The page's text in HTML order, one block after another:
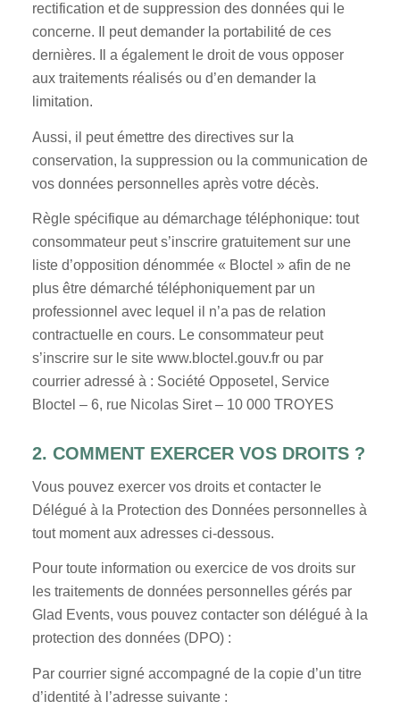
rectification et de suppression des données qui le
concerne. Il peut demander la portabilité de ces
dernières. Il a également le droit de vous opposer
aux traitements réalisés ou d’en demander la
limitation.
Aussi, il peut émettre des directives sur la
conservation, la suppression ou la communication de
vos données personnelles après votre décès.
Règle spécifique au démarchage téléphonique: tout
consommateur peut s’inscrire gratuitement sur une
liste d’opposition dénommée « Bloctel » afin de ne
plus être démarché téléphoniquement par un
professionnel avec lequel il n’a pas de relation
contractuelle en cours. Le consommateur peut
s’inscrire sur le site www.bloctel.gouv.fr ou par
courrier adressé à : Société Opposetel, Service
Bloctel – 6, rue Nicolas Siret – 10 000 TROYES
2. COMMENT EXERCER VOS DROITS ?
Vous pouvez exercer vos droits et contacter le
Délégué à la Protection des Données personnelles à
tout moment aux adresses ci-dessous.
Pour toute information ou exercice de vos droits sur
les traitements de données personnelles gérés par
Glad Events, vous pouvez contacter son délégué à la
protection des données (DPO) :
Par courrier signé accompagné de la copie d’un titre
d’identité à l’adresse suivante :